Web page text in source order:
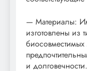
— Материалы:
изготовлены из
биосовместимых
и долговечности.